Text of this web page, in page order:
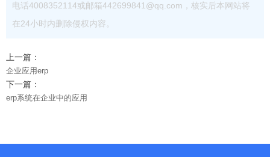
电话4008352114或邮箱442699841@qq.com，核实后本网站将
在24小时内删除侵权内容。
上一篇：
企业应用erp
下一篇：
erp系统在企业中的应用